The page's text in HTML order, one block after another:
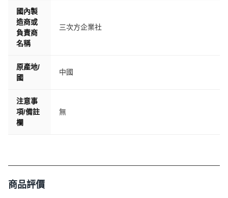
國內製
造商或
負責商
名稱
三次方企業社
原產地/
國
中國
注意事
項/備註
欄
無
商品評價